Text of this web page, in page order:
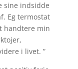
sine indsidde
Eg termostat
handtere min
i livet. ”